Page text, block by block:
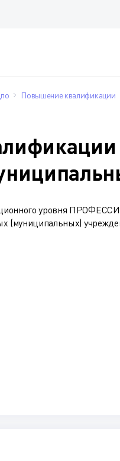
Повышение квалификации
уровня
(муниципальных)